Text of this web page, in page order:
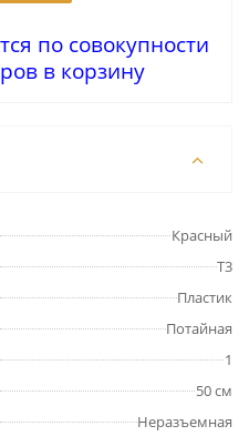
по совокупности
в корзину
Красный
Т3
Пластик
Потайная
1
50 см
Неразъемная